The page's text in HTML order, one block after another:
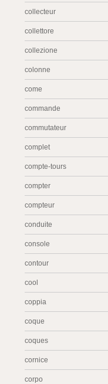
collecteur
collettore
collezione
colonne
come
commande
commutateur
complet
compte-tours
compter
compteur
conduite
console
contour
cool
coppia
coque
coques
cornice
corpo